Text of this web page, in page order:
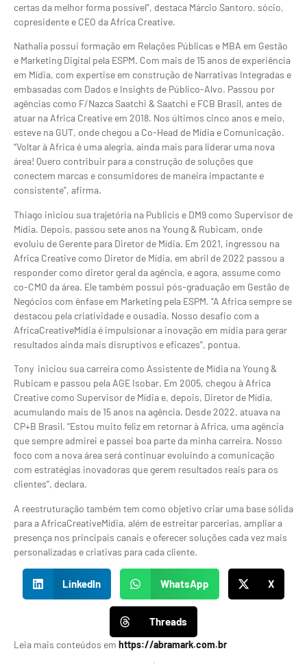
certas da melhor forma possível”, destaca Márcio Santoro, sócio,
copresidente e CEO da Africa Creative.
Nathalia possui formação em Relações Públicas e MBA em Gestão
e Marketing Digital pela ESPM. Com mais de 15 anos de experiência
em Mídia, com expertise em construção de Narrativas Integradas e
embasadas com Dados e Insights de Público-Alvo. Passou por
agências como F/Nazca Saatchi & Saatchi e FCB Brasil, antes de
atuar na Africa Creative em 2018. Nos últimos cinco anos e meio,
esteve na GUT, onde chegou a Co-Head de Mídia e Comunicação.
“Voltar à Africa é uma alegria, ainda mais para liderar uma nova
área! Quero contribuir para a construção de soluções que
conectem marcas e consumidores de maneira impactante e
consistente”, afirma.
Thiago iniciou sua trajetória na Publicis e DM9 como Supervisor de
Mídia. Depois, passou sete anos na Young & Rubicam, onde
evoluiu de Gerente para Diretor de Mídia. Em 2021, ingressou na
Africa Creative como Diretor de Mídia, em abril de 2022 passou a
responder como diretor geral da agência, e agora, assume como
co-CMO da área. Ele também possui pós-graduação em Gestão de
Negócios com ênfase em Marketing pela ESPM. “A Africa sempre se
destacou pela criatividade e ousadia. Nosso desafio com a
AfricaCreativeMídia é impulsionar a inovação em mídia para gerar
resultados ainda mais disruptivos e eficazes”, pontua.
Tony iniciou sua carreira como Assistente de Mídia na Young &
Rubicam e passou pela AGE Isobar. Em 2005, chegou à Africa
Creative como Supervisor de Mídia e, depois, Diretor de Mídia,
acumulando mais de 15 anos na agência. Desde 2022, atuava na
CP+B Brasil. “Estou muito feliz em retornar à Africa, uma agência
que sempre admirei e passei boa parte da minha carreira. Nosso
foco com a nova área será continuar evoluindo a comunicação
com estratégias inovadoras que gerem resultados reais para os
clientes”, declara.
A reestruturação também tem como objetivo criar uma base sólida
para a AfricaCreativeMídia, além de estreitar parcerias, ampliar a
presença nos principais canais e oferecer soluções cada vez mais
personalizadas e criativas para cada cliente.
LinkedIn WhatsApp X
Threads
Leia mais conteúdos em https://abramark.com.br